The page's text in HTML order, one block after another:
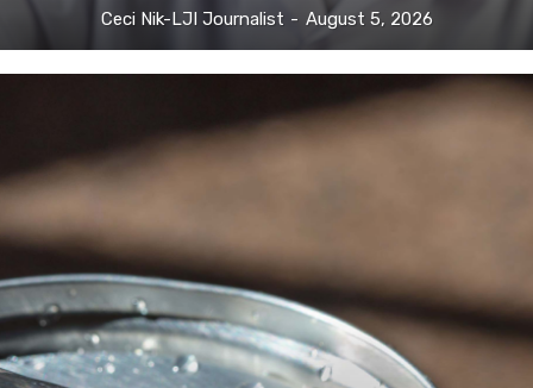
Ceci Nik-LJI Journalist - August 5, 2026